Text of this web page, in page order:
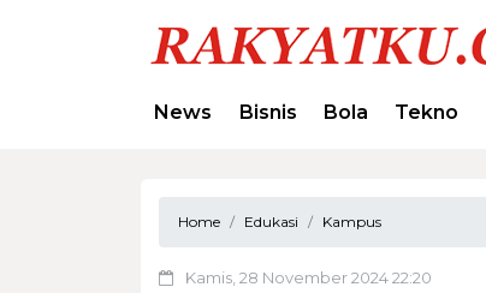
News Bisnis Bola Tekno
Home Edukasi Kampus
Kamis, 28 November 2024 22:20